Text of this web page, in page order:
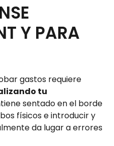
Y PARA
gastos requiere
tu
sentado en el borde
físicos e introducir y
da lugar a errores